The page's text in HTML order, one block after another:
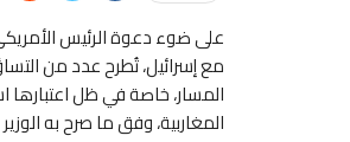
على ضوء دعوة الرئيس الأمريكي
مع إسرائيل، تُطرح عدد من
المغاربية، وفق ما صرح به